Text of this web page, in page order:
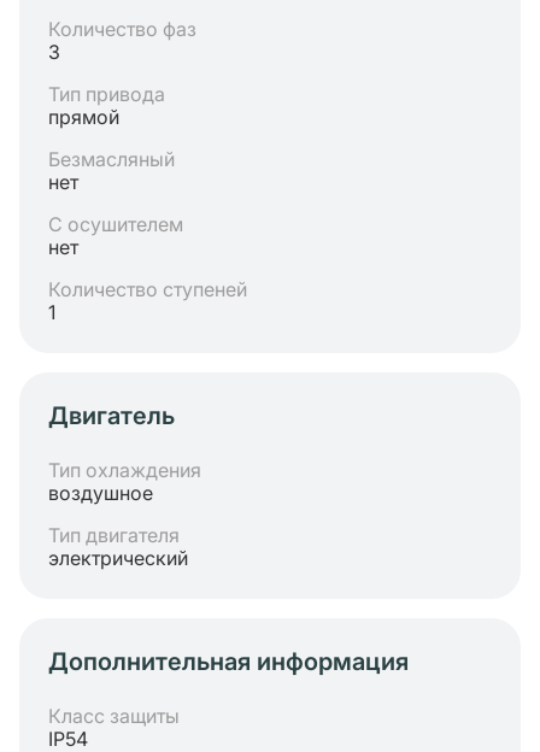
Количество фаз
3
Тип привода
прямой
Безмасляный
нет
С осушителем
нет
Количество ступеней
1
Двигатель
Тип охлаждения
воздушное
Тип двигателя
электрический
Дополнительная информация
Класс защиты
IP54